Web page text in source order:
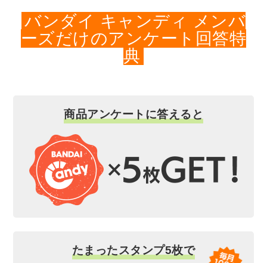
バンダイ キャンディ メンバ
ーズだけのアンケート回答特
典
商品アンケートに答えると
たまったスタンプ5枚で